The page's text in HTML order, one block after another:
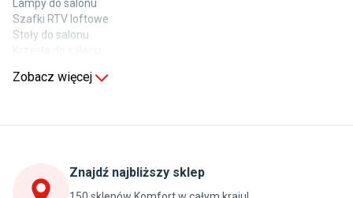
Lampy do salonu
Szafki RTV loftowe
Stoły do salonu
Stoły do kuchni
Szafki kuchenne wiszące (górne)
Szafki pod zlewozmywak
Zobacz więcej
Znajdź najbliższy sklep